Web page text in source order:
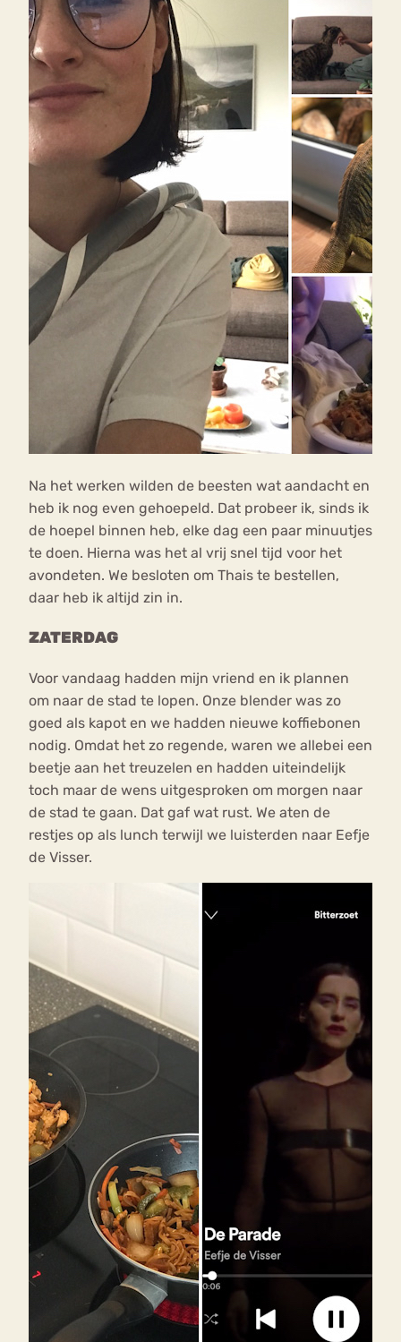
Na het werken wilden de beesten wat aandacht en
heb ik nog even gehoepeld. Dat probeer ik, sinds ik
de hoepel binnen heb, elke dag een paar minuutjes
te doen. Hierna was het al vrij snel tijd voor het
avondeten. We besloten om Thais te bestellen,
daar heb ik altijd zin in.
ZATERDAG
Voor vandaag hadden mijn vriend en ik plannen
om naar de stad te lopen. Onze blender was zo
goed als kapot en we hadden nieuwe koffiebonen
nodig. Omdat het zo regende, waren we allebei een
beetje aan het treuzelen en hadden uiteindelijk
toch maar de wens uitgesproken om morgen naar
de stad te gaan. Dat gaf wat rust. We aten de
restjes op als lunch terwijl we luisterden naar Eefje
de Visser.